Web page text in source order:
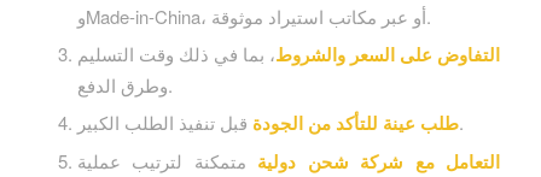
وMade-in-China، أو عبر مكاتب استيراد موثوقة.
التفاوض على السعر والشروط، بما في ذلك وقت التسليم
وطرق الدفع.
طلب عينة للتأكد من الجودةقبل تنفيذ الطلب الكبير.
التعامل مع شركة شحن دولية متمكنة لترتيب عملية